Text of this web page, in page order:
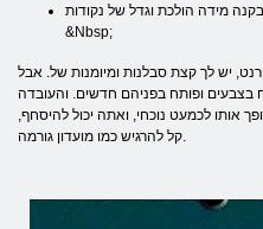
מידה הולכת וגדל של נקודות.
&Nbsp;
יש לך קצת סבלנות ומיומנות של. אבל
בצבעים ופותח בפניהם חדשים. והעובדה
אותו לכמעט נוכחי, ואתה יכול להיסחף,